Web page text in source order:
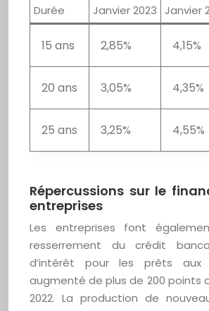
Durée Janvier 2023 Janvier
15 ans 2,85% 4,15%
20 ans 3,05% 4,35%
25 ans 3,25% 4,55%
Répercussions sur le
entreprises
Les entreprises font
resserrement du crédit
d’intérêt pour les prêts aux
augmenté de plus de 200 points
2022. La production de